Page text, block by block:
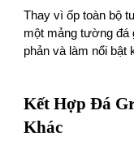
Thay vì ốp toàn bộ
một mảng tường đá
phản và làm nổi bật
Kết Hợp Đá
Khác